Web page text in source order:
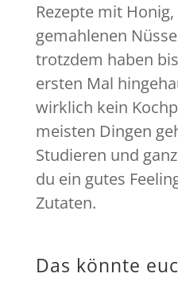
Rezepte mit
gemahlenen
trotzdem haben
ersten Mal
wirklich kein
meisten Dingen
Studieren und
du ein gutes
Zutaten.
Das könnte